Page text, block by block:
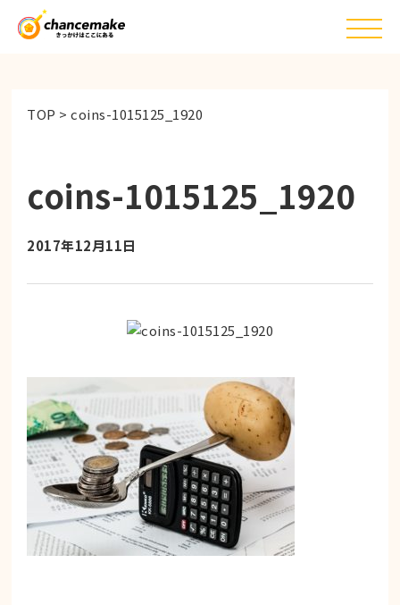
TOP >coins-1015125_1920
coins-1015125_1920
2017年12月11日